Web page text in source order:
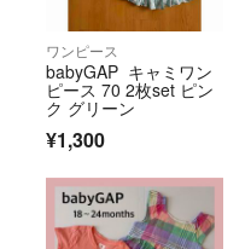
ワンピース
babyGAP キャミワン
ピース 70 2枚set ピン
ク グリーン
¥1,300